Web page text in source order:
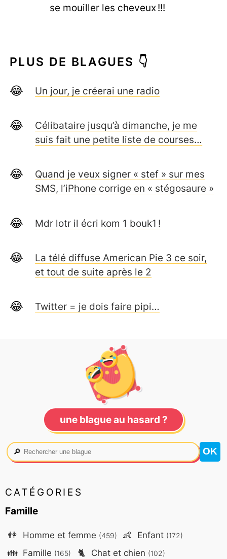
se mouiller les cheveux !!!
PLUS DE BLAGUES 👇
Un jour, je créerai une radio
Célibataire jusqu’à dimanche, je me
suis fait une petite liste de courses…
Quand je veux signer « stef » sur mes
SMS, l’iPhone corrige en « stégosaure »
Mdr lotr il écri kom 1 bouk1 !
La télé diffuse American Pie 3 ce soir,
et tout de suite après le 2
Twitter = je dois faire pipi…
une blague au hasard ?
🔎
CATÉGORIES
Famille
👫 Homme et femme (459) 👶 Enfant (172)
👪 Famille (165) 🐈 Chat et chien (102)